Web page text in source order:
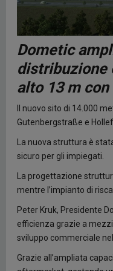
Dometic
distribuzione
alto 13 m
Il nuovo sito di 14.000
Gutenbergstraße e
La nuova struttura è
sicuro per gli impiegati.
La progettazione
mentre l’impianto di
Peter Kruk, Presidente
efficienza grazie a
sviluppo commerciale
Grazie all’ampliata